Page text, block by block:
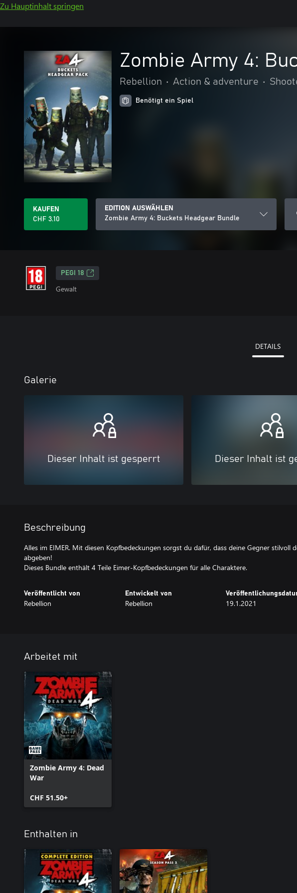
Zu Hauptinhalt springen
Zombie Army 4:
Rebellion • Action & adventure •
Benötigt ein Spiel
KAUFEN
CHF 3.10
EDITION AUSWÄHLEN
Zombie Army 4: Buckets Headgear Bundle
PEGI 18
Gewalt
DETAILS
Galerie
Dieser Inhalt ist gesperrt Dieser Inhalt ist
Beschreibung
Alles im EIMER. Mit diesen Kopfbedeckungen sorgst du dafür, dass deine Gegner stilvoll
abgeben!
Dieses Bundle enthält 4 Teile Eimer-Kopfbedeckungen für alle Charaktere.
Veröffentlicht von
Rebellion
Entwickelt von
Rebellion 19.1.2021
Arbeitet mit
Zombie Army 4: Dead
War
CHF 51.50+
Enthalten in